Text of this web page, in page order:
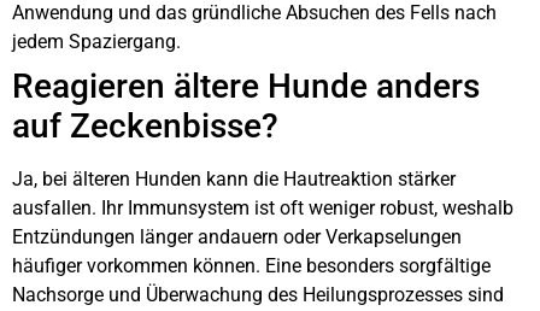
Anwendung und das gründliche Absuchen des Fells nach
jedem Spaziergang.
Reagieren ältere Hunde anders
auf Zeckenbisse?
Ja, bei älteren Hunden kann die Hautreaktion stärker
ausfallen. Ihr Immunsystem ist oft weniger robust, weshalb
Entzündungen länger andauern oder Verkapselungen
häufiger vorkommen können. Eine besonders sorgfältige
Nachsorge und Überwachung des Heilungsprozesses sind